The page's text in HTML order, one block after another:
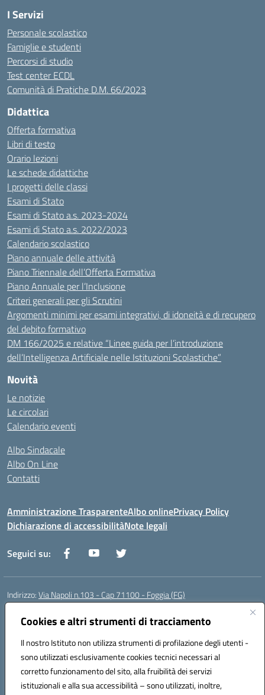
Cookies e altri strumenti di tracciamento
Il nostro Istituto non utilizza strumenti di profilazione degli utenti -
sono utilizzati esclusivamente cookies tecnici necessari al
corretto funzionamento del sito, alla fruibilità dei servizi
istituzionali e alla sua accessibilità – sono utilizzati, inoltre,
I Servizi
Personale scolastico
Famiglie e studenti
Percorsi di studio
Test center ECDL
Comunità di Pratiche D.M. 66/2023
Didattica
Offerta formativa
Libri di testo
Orario lezioni
Le schede didattiche
I progetti delle classi
Esami di Stato
Esami di Stato a.s. 2023-2024
Esami di Stato a.s. 2022/2023
Calendario scolastico
Piano annuale delle attività
Piano Triennale dell’Offerta Formativa
Piano Annuale per l’Inclusione
Criteri generali per gli Scrutini
Argomenti minimi per esami integrativi, di idoneità e di recupero
del debito formativo
DM 166/2025 e relative “Linee guida per l’introduzione
dell’Intelligenza Artificiale nelle Istituzioni Scolastiche”
Novità
Le notizie
Le circolari
Calendario eventi
Albo Sindacale
Albo On Line
Contatti
Amministrazione TrasparenteAlbo onlinePrivacy Policy
Dichiarazione di accessibilitàNote legali
Seguici su:
Indirizzo:Via Napoli n.103 - Cap 71100 - Foggia (FG)
Centralino:
Posta elettronica certificata (PEC):fgis00800v@pec.istruzione.it
Codice fiscale: 80003280718
Codice meccanografico:FGIS00800V
Codice Indice delle Pubbliche Amministrazioni (IPA): istsc_fgis00800v
Codice unico di fatturazione (CUF): SOLVP8